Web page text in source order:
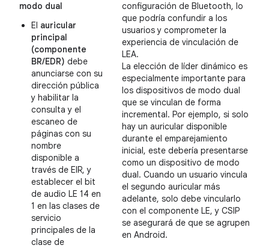
modo dual
El auricular
principal
(componente
BR/EDR) debe
anunciarse con su
dirección pública
y habilitar la
consulta y el
escaneo de
páginas con su
nombre
disponible a
través de EIR, y
establecer el bit
de audio LE 14 en
1 en las clases de
servicio
principales de la
clase de
configuración de Bluetooth, lo
que podría confundir a los
usuarios y comprometer la
experiencia de vinculación de
LEA.
La elección de líder dinámico es
especialmente importante para
los dispositivos de modo dual
que se vinculan de forma
incremental. Por ejemplo, si solo
hay un auricular disponible
durante el emparejamiento
inicial, este debería presentarse
como un dispositivo de modo
dual. Cuando un usuario vincula
el segundo auricular más
adelante, solo debe vincularlo
con el componente LE, y CSIP
se asegurará de que se agrupen
en Android.